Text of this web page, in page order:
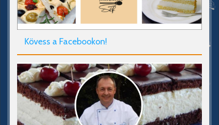
Kövess a Facebookon!